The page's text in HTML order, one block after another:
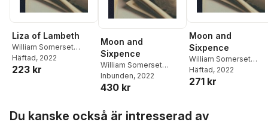
Liza of Lambeth
William Somerset
Maugham
Häftad, 2022
223 kr
Moon and
Sixpence
William Somerset
Maugham
Inbunden, 2022
430 kr
Moon and
Sixpence
William Somerset
Maugham
Häftad, 2022
271 kr
Du kanske också är intresserad av